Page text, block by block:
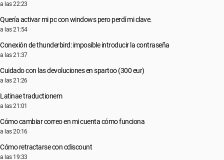
a las 22:23
Quería activar mi pc con windows pero perdí mi clave.
a las 21:54
Conexión de thunderbird: imposible introducir la contraseña
a las 21:37
Cuidado con las devoluciones en spartoo (300 eur)
a las 21:26
Latinae traductionem
a las 21:01
Cómo cambiar correo en mi cuenta cómo funciona
a las 20:16
Cómo retractarse con cdiscount
a las 19:33